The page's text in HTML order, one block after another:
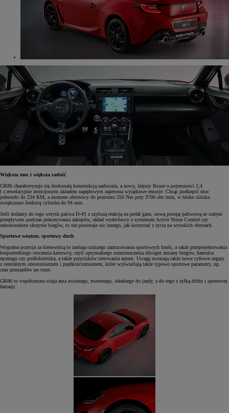
Większa moc i większa radość
GR86 charakteryzuje się doskonałą konstrukcją nadwozia, a nowy, lżejszy Boxer o pojemności 2,4
l z rewelacyjnie zestrojonym układem napędowym zapewnia wyjątkowe emocje. Chcąc podkręcić moc
jednostki do 234 KM, a moment obrotowy do poziomu 250 Nm przy 3700 obr./min, w bloku silnika
zwiększono średnicę cylindra do 94 mm.
Jeśli dodamy do tego wtrysk paliwa D-4S z szybszą reakcją na pedał gazu, nową pompę paliwową ze stałym
przepływem podczas pokonywania zakrętów, układ wydechowy z systemem Active Noise Control czy
udoskonalone skrzynie biegów, to nie pozostaje nic innego, jak korzystać z życia na wysokich obrotach.
Sportowe wnętrze, sportowy duch
Wygodna pozycja za kierownicą to zasługa niższego zamocowania sportowych foteli, a także przeprojektowania
bezpośredniego otoczenia kierowcy, czyli optymalnego rozmieszczenia dźwigni zmiany biegów, hamulca
ręcznego czy podłokietnika, a także przycisków sterowania autem. Uwagę zwracają także nowe cyfrowe zegary
z centralnym obrotomierzem i prędkościomierzem, które wyświetlają także typowo sportowe parametry, np.
czas przejazdów po torze.
GR86 to współczesna wizja auta zwinnego, zwrotnego, idealnego do jazdy, a do tego z żyłką driftu i sportowej
fantazji.